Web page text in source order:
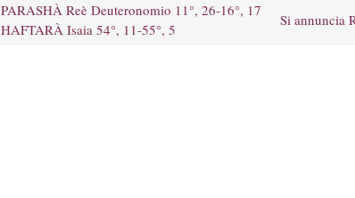
PARASHÀ Reè Deuteronomio 11°, 26-16°, 17
HAFTARÀ Isaia 54°, 11-55°, 5
Si annuncia